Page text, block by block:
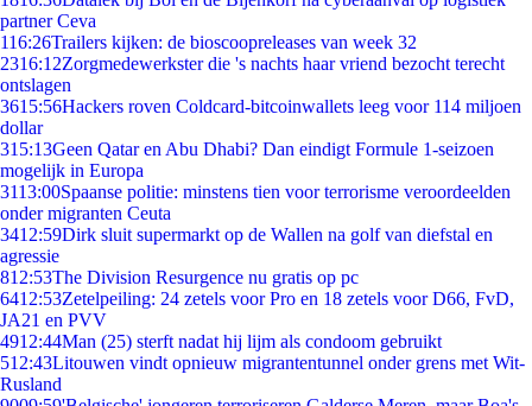
partner Ceva
116:26Trailers kijken: de bioscoopreleases van week 32
2316:12Zorgmedewerkster die 's nachts haar vriend bezocht terecht
ontslagen
3615:56Hackers roven Coldcard-bitcoinwallets leeg voor 114 miljoen
dollar
315:13Geen Qatar en Abu Dhabi? Dan eindigt Formule 1-seizoen
mogelijk in Europa
3113:00Spaanse politie: minstens tien voor terrorisme veroordeelden
onder migranten Ceuta
3412:59Dirk sluit supermarkt op de Wallen na golf van diefstal en
agressie
812:53The Division Resurgence nu gratis op pc
6412:53Zetelpeiling: 24 zetels voor Pro en 18 zetels voor D66, FvD,
JA21 en PVV
4912:44Man (25) sterft nadat hij lijm als condoom gebruikt
512:43Litouwen vindt opnieuw migrantentunnel onder grens met Wit-
Rusland